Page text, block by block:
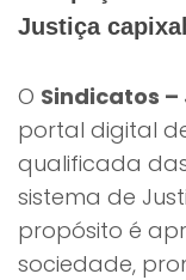
Justiça
O Sindicatos
portal digital
qualificada
sistema de
propósito é
sociedade,